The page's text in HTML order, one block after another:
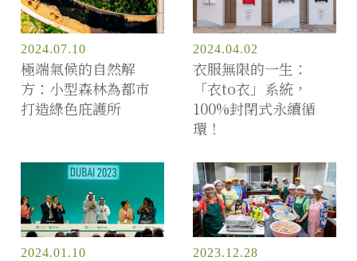
2024.07.10
極端氣候的自然解
方：小型森林為都市
打造綠色庇護所
2024.04.02
衣服無限的一生：
「衣to衣」系統，
100%封閉式永續循
環！
2024.01.10 2023.12.28